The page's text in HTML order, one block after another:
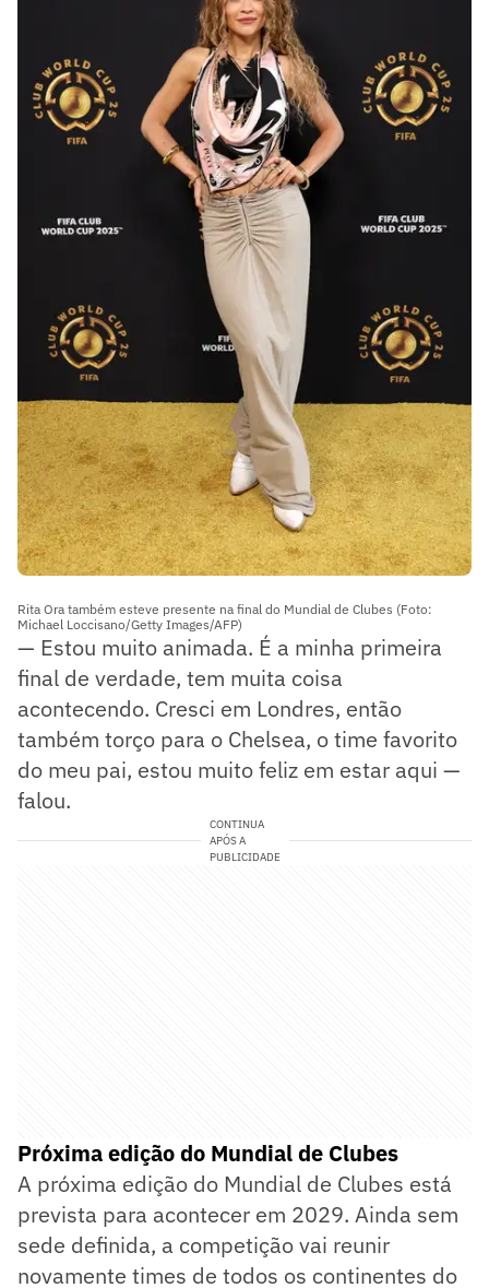
Rita Ora também esteve presente na final do Mundial de Clubes (Foto:
Michael Loccisano/Getty Images/AFP)
— Estou muito animada. É a minha primeira
final de verdade, tem muita coisa
acontecendo. Cresci em Londres, então
também torço para o Chelsea, o time favorito
do meu pai, estou muito feliz em estar aqui —
falou.
CONTINUA
APÓS A
PUBLICIDADE
Próxima edição do Mundial de Clubes
A próxima edição do Mundial de Clubes está
prevista para acontecer em 2029. Ainda sem
sede definida, a competição vai reunir
novamente times de todos os continentes do